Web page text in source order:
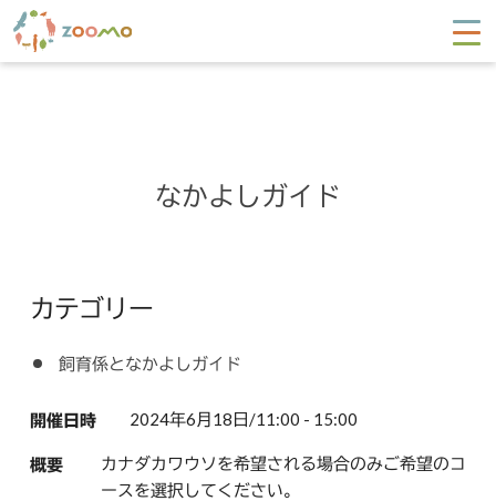
なかよしガイド
カテゴリー
飼育係となかよしガイド
開催日時 2024年6月18日/11:00 - 15:00
概要
カナダカワウソを希望される場合のみご希望のコ
ースを選択してください。